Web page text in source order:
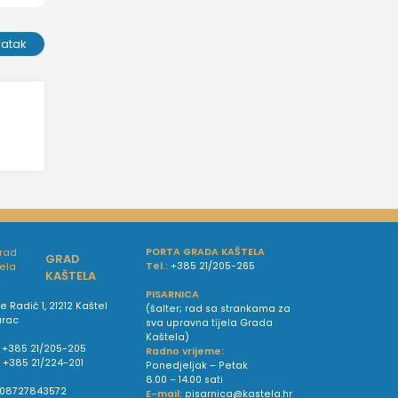
GRAD
KAŠTELA
Radić 1, 21212 Kaštel
+385 21/205-205
+385 21/224-201
08727843572
PORTA GRADA KAŠTELA
Tel.: +385 21/205-265
PISARNICA
(šalter; rad sa strankama za
sva upravna tijela Grada
Kaštela)
Radno vrijeme:
Ponedjeljak – Petak
8.00 – 14.00 sati
E-mail: pisarnica@kastela.hr